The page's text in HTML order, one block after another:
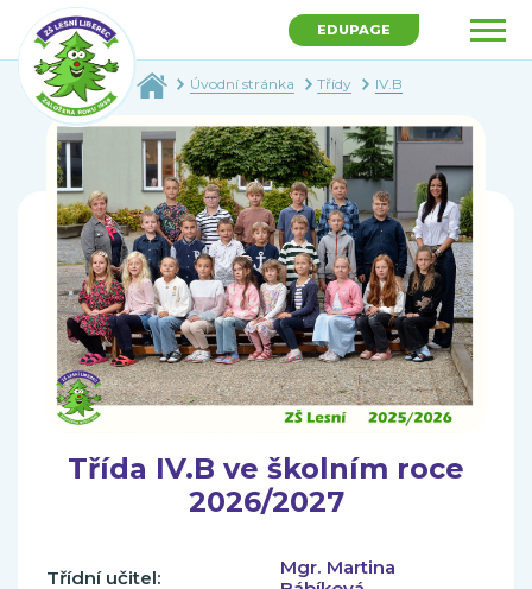
EDUPAGE
Úvodní stránka Třídy IV.B
Třída IV.B ve školním roce
2026/2027
Třídní učitel:
Mgr. Martina